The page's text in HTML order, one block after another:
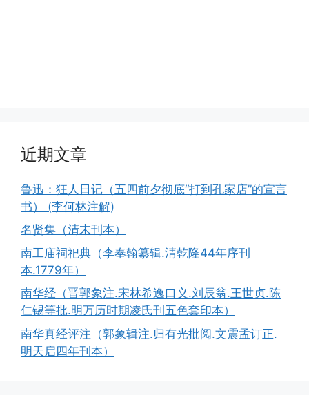
近期文章
鲁迅：狂人日记（五四前夕彻底“打到孔家店”的宣言
书） (李何林注解)
名贤集（清末刊本）
南工庙祠祀典（李奉翰纂辑.清乾隆44年序刊
本.1779年）
南华经（晋郭象注.宋林希逸口义.刘辰翁.王世贞.陈
仁锡等批.明万历时期凌氏刊五色套印本）
南华真经评注（郭象辑注.归有光批阅.文震孟订正.
明天启四年刊本）